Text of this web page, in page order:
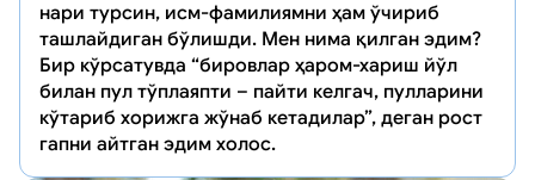
нари турсин, исм-фамилиямни ҳам ўчириб
ташлайдиган бўлишди. Мен нима қилган эдим?
Бир кўрсатувда “бировлар ҳаром-хариш йўл
билан пул тўплаяпти – пайти келгач, пулларини
кўтариб хорижга жўнаб кетадилар”, деган рост
гапни айтган эдим холос.